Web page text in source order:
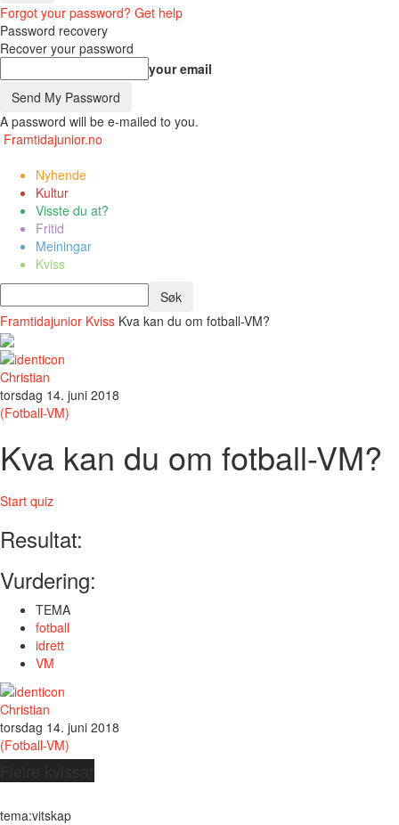
Forgot your password? Get help
Password recovery
Recover your password
your email
A password will be e-mailed to you.
Framtidajunior.no
Nyhende
Kultur
Visste du at?
Fritid
Meiningar
Kviss
Framtidajunior Kviss Kva kan du om fotball-VM?
Christian
torsdag 14. juni 2018
(Fotball-VM)
Kva kan du om fotball-VM?
Start quiz
Resultat:
Vurdering:
TEMA
fotball
idrett
VM
Christian
torsdag 14. juni 2018
(Fotball-VM)
tema:vitskap